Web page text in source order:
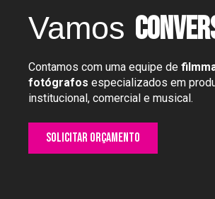
Vamos
Contamos com uma equipe de
fotógrafos especializados em
institucional, comercial e musical.
Solicitar orçamento